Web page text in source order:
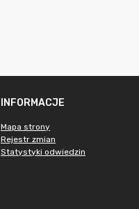
INFORMACJE
Mapa strony
Rejestr zmian
Statystyki odwiedzin